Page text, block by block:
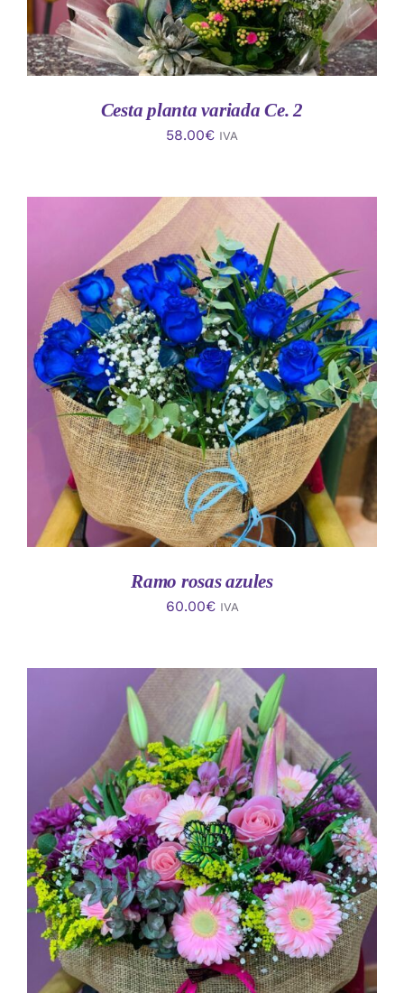
Cesta planta variada Ce. 2
58.00€ IVA
AÑADIR AL CARRITO
/
DETALLES
Ramo rosas azules
60.00€ IVA
AÑADIR AL CARRITO
/
DETALLES